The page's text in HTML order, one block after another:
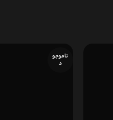
ناموجو
د